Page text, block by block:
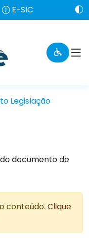
E-SIC
Legislação
documento de
conteúdo. Clique